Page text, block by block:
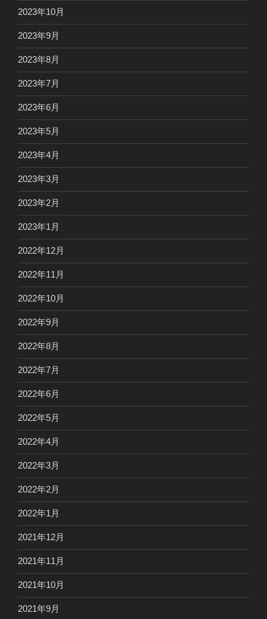
2023年10月
2023年9月
2023年8月
2023年7月
2023年6月
2023年5月
2023年4月
2023年3月
2023年2月
2023年1月
2022年12月
2022年11月
2022年10月
2022年9月
2022年8月
2022年7月
2022年6月
2022年5月
2022年4月
2022年3月
2022年2月
2022年1月
2021年12月
2021年11月
2021年10月
2021年9月